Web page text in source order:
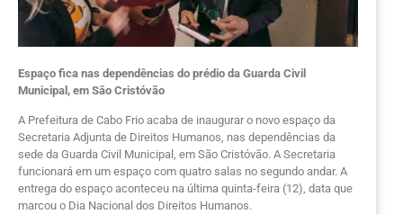
Espaço fica nas dependências do prédio da Guarda Civil
Municipal, em São Cristóvão
A Prefeitura de Cabo Frio acaba de inaugurar o novo espaço da
Secretaria Adjunta de Direitos Humanos, nas dependências da
sede da Guarda Civil Municipal, em São Cristóvão. A Secretaria
funcionará em um espaço com quatro salas no segundo andar. A
entrega do espaço aconteceu na última quinta-feira (12), data que
marcou o Dia Nacional dos Direitos Humanos.